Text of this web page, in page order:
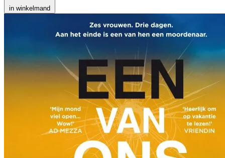
in winkelmand